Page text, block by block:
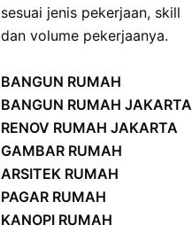
sesuai jenis pekerjaan, skill
dan volume pekerjaanya.
BANGUN RUMAH
BANGUN RUMAH JAKARTA
RENOV RUMAH JAKARTA
GAMBAR RUMAH
ARSITEK RUMAH
PAGAR RUMAH
KANOPI RUMAH